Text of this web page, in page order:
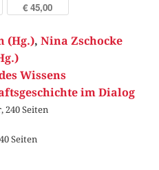
€ 45,00
(Hg.), Nina Zschocke
Wissens
im Dialog
240 Seiten
Seiten